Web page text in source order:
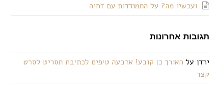
ועכשיו מה? על התמודדות עם דחיה
תגובות אחרונות
ירדן על האורך כן קובע! ארבעה טיפים לכתיבת תסריט לסרט
קצר